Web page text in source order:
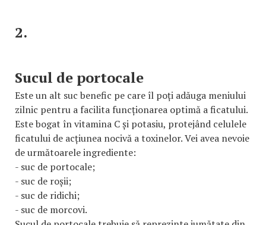
2.
Sucul de portocale
Este un alt suc benefic pe care îl poți adăuga meniului
zilnic pentru a facilita funcționarea optimă a ficatului.
Este bogat în vitamina C și potasiu, protejând celulele
ficatului de acțiunea nocivă a toxinelor. Vei avea nevoie
de următoarele ingrediente:
- suc de portocale;
- suc de roșii;
- suc de ridichi;
- suc de morcovi.